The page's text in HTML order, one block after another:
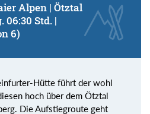
Alpen | Ötztal
06:30 Std. |
6)
Hütte führt der wohl
hoch über dem Ötztal
Die Aufstiegroute geht